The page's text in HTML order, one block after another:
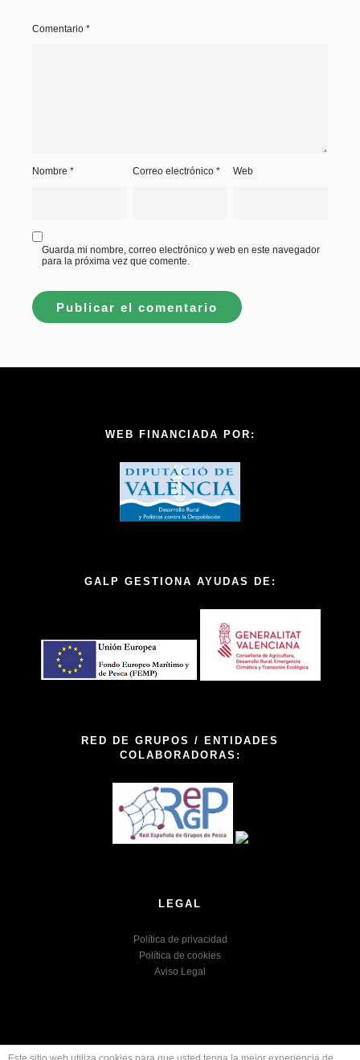
Comentario *
Nombre * Correo electrónico* Web
Guarda mi nombre, correo electrónico y web en este navegador
para la próxima vez que comente.
WEB FINANCIADA POR:
GALP GESTIONA AYUDAS DE:
RED DE GRUPOS / ENTIDADES
COLABORADORAS:
LEGAL
Política de privacidad
Política de cookies
Aviso Legal